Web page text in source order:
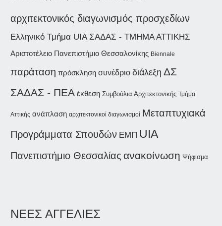
αρχιτεκτονικός διαγωνισμός προσχεδίων
Ελληνικό Τμήμα UIA ΣΑΔΑΣ - ΤΜΗΜΑ ΑΤΤΙΚΗΣ
Αριστοτέλειο Πανεπιστήμιο Θεσσαλονίκης Biennale
παράταση πρόσκληση συνέδριο διάλεξη ΔΣ
ΣΑΔΑΣ - ΠΕΑ έκθεση Συμβούλια Αρχιτεκτονικής Τμήμα
Αττικής ανάπλαση αρχιτεκτονικοί διαγωνισμοί Μεταπτυχιακά
Προγράμματα Σπουδών ΕΜΠ UIA
Πανεπιστήμιο Θεσσαλίας ανακοίνωση Ψήφισμα
ΝΕΕΣ ΑΓΓΕΛΙΕΣ